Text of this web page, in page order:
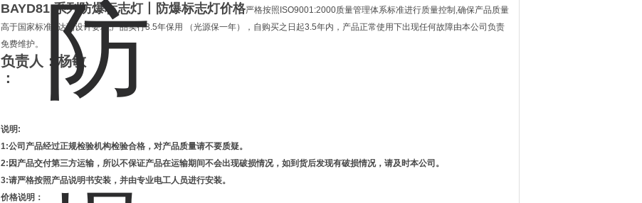
BAYD81 系列防爆标志灯丨防爆标志灯价格严格按照ISO9001:2000质量管理体系标准进行质量控制,确保产品质量
高于国家标准,*达到设计要求,产品实行3.5年保用 （光源保一年），自购买之日起3.5年内，产品正常使用下出现任何故障由本公司负责
免费维护。
负责人：杨敏
：
说明:
1:公司产品经过正规检验机构检验合格，对产品质量请不要质疑。
2:因产品交付第三方运输，所以不保证产品在运输期间不会出现破损情况，如到货后发现有破损情况，请及时本公司。
3:请严格按照产品说明书安装，并由专业电工人员进行安装。
价格说明：